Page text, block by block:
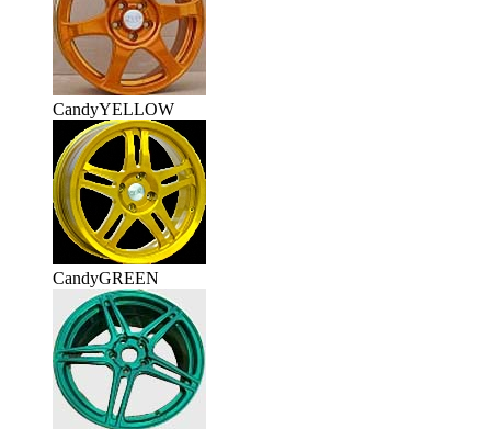
CandyYELLOW
CandyGREEN